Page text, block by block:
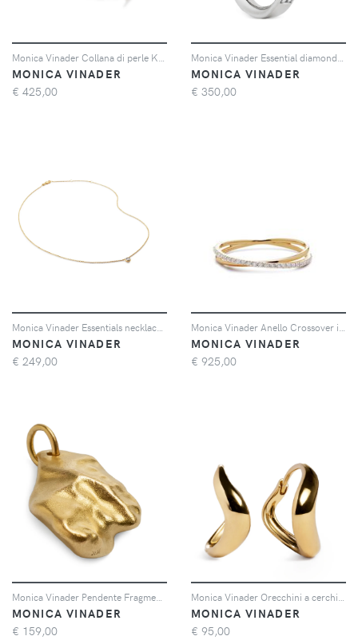
MONICA VINADER
€ 425,00
MONICA VINADER
€ 350,00
MONICA VINADER
€ 249,00
MONICA VINADER
€ 925,00
MONICA VINADER
€ 159,00
MONICA VINADER
€ 95,00